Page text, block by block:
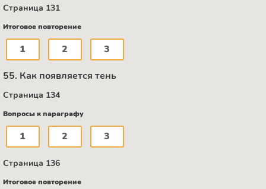
Страница 131
Итоговое повторение
1 2 3
55. Как появляется тень
Страница 134
Вопросы к параграфу
1 2 3
Страница 136
Итоговое повторение